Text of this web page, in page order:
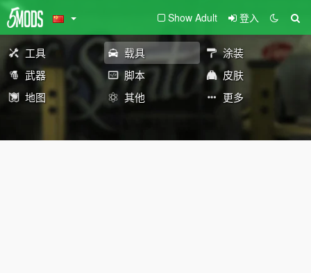
Show Adult 登入
工具 载具
涂装
武器
脚本
皮肤
地图
其他 更多